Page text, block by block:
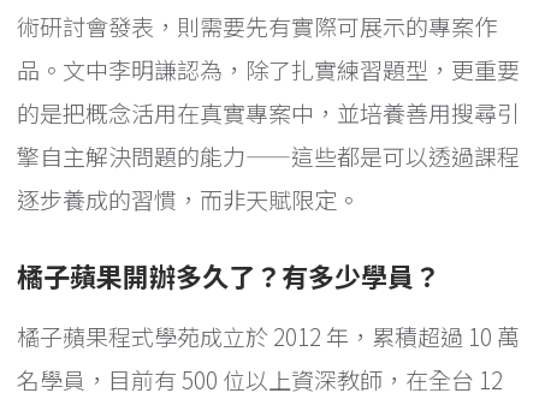
術研討會發表，則需要先有實際可展示的專案作
品。文中李明謙認為，除了扎實練習題型，更重要
的是把概念活用在真實專案中，並培養善用搜尋引
擎自主解決問題的能力——這些都是可以透過課程
逐步養成的習慣，而非天賦限定。
橘子蘋果開辦多久了？有多少學員？
橘子蘋果程式學苑成立於 2012 年，累積超過 10 萬
名學員，目前有 500 位以上資深教師，在全台 12